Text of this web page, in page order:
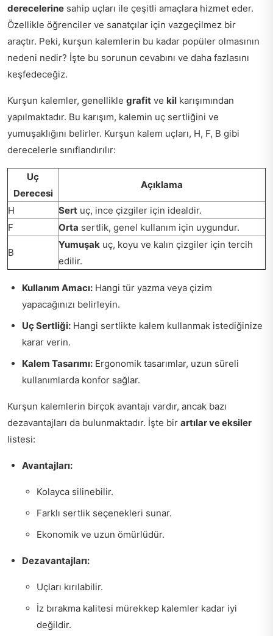
derecelerine sahip uçları ile çeşitli amaçlara hizmet eder.
Özellikle öğrenciler ve sanatçılar için vazgeçilmez bir
araçtır. Peki, kurşun kalemlerin bu kadar popüler olmasının
nedeni nedir? İşte bu sorunun cevabını ve daha fazlasını
keşfedeceğiz.
Kurşun kalemler, genellikle grafit ve kil karışımından
yapılmaktadır. Bu karışım, kalemin uç sertliğini ve
yumuşaklığını belirler. Kurşun kalem uçları, H, F, B gibi
derecelerle sınıflandırılır:
Uç
Derecesi
Açıklama
H Sert uç, ince çizgiler için idealdir.
F
Orta sertlik, genel kullanım için uygundur.
B
Yumuşak uç, koyu ve kalın çizgiler için tercih
edilir.
Kullanım Amacı: Hangi tür yazma veya çizim
yapacağınızı belirleyin.
Uç Sertliği: Hangi sertlikte kalem kullanmak istediğinize
karar verin.
Kalem Tasarımı: Ergonomik tasarımlar, uzun süreli
kullanımlarda konfor sağlar.
Kurşun kalemlerin birçok avantajı vardır, ancak bazı
dezavantajları da bulunmaktadır. İşte bir artılar ve eksiler
listesi:
Avantajları:
Kolayca silinebilir.
Farklı sertlik seçenekleri sunar.
Ekonomik ve uzun ömürlüdür.
Dezavantajları:
Uçları kırılabilir.
İz bırakma kalitesi mürekkep kalemler kadar iyi
değildir.